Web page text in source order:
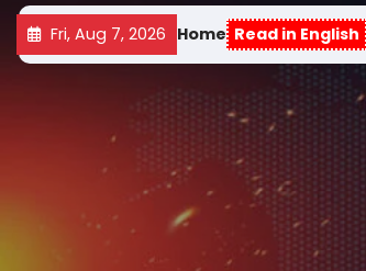
Fri, Aug 7, 2026 Home Read in English